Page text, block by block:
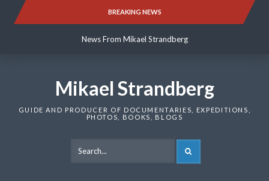
BREAKING NEWS
News From Mikael Strandberg
News From Mikael Strandberg
Mikael Strandberg
GUIDE AND PRODUCER OF DOCUMENTARIES, EXPEDITIONS,
PHOTOS, BOOKS, BLOGS